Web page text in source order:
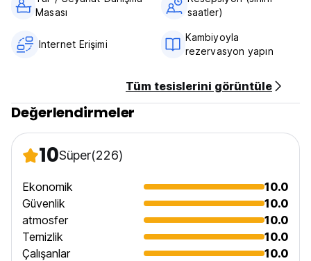
Masası
saatler)
Internet Erişimi
Kambiyoyla
rezervasyon yapın
Tüm tesislerini görüntüle
Değerlendirmeler
10Süper(226)
Ekonomik
10.0
Güvenlik
10.0
atmosfer
10.0
Temizlik
10.0
Çalışanlar
10.0